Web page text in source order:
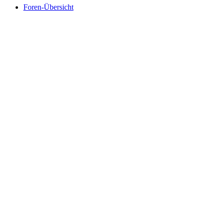
Foren-Übersicht